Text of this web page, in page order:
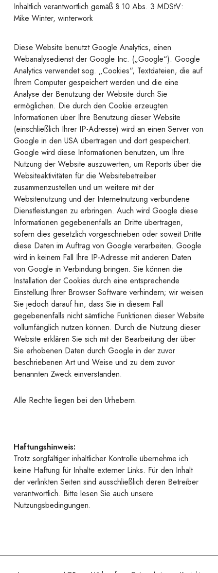
Inhaltlich verantwortlich gemäß § 10 Abs. 3 MDStV:
Mike Winter, winterwork
Diese Website benutzt Google Analytics, einen
Webanalysedienst der Google Inc. („Google“). Google
Analytics verwendet sog. „Cookies“, Textdateien, die auf
Ihrem Computer gespeichert werden und die eine
Analyse der Benutzung der Website durch Sie
ermöglichen. Die durch den Cookie erzeugten
Informationen über Ihre Benutzung dieser Website
(einschließlich Ihrer IP-Adresse) wird an einen Server von
Google in den USA übertragen und dort gespeichert.
Google wird diese Informationen benutzen, um Ihre
Nutzung der Website auszuwerten, um Reports über die
Websiteaktivitäten für die Websitebetreiber
zusammenzustellen und um weitere mit der
Websitenutzung und der Internetnutzung verbundene
Dienstleistungen zu erbringen. Auch wird Google diese
Informationen gegebenenfalls an Dritte übertragen,
sofern dies gesetzlich vorgeschrieben oder soweit Dritte
diese Daten im Auftrag von Google verarbeiten. Google
wird in keinem Fall Ihre IP-Adresse mit anderen Daten
von Google in Verbindung bringen. Sie können die
Installation der Cookies durch eine entsprechende
Einstellung Ihrer Browser Software verhindern; wir weisen
Sie jedoch darauf hin, dass Sie in diesem Fall
gegebenenfalls nicht sämtliche Funktionen dieser Website
vollumfänglich nutzen können. Durch die Nutzung dieser
Website erklären Sie sich mit der Bearbeitung der über
Sie erhobenen Daten durch Google in der zuvor
beschriebenen Art und Weise und zu dem zuvor
benannten Zweck einverstanden.
Alle Rechte liegen bei den Urhebern.
Haftungshinweis:
Trotz sorgfältiger inhaltlicher Kontrolle übernehme ich
keine Haftung für Inhalte externer Links. Für den Inhalt
der verlinkten Seiten sind ausschließlich deren Betreiber
verantwortlich. Bitte lesen Sie auch unsere
Nutzungsbedingungen.